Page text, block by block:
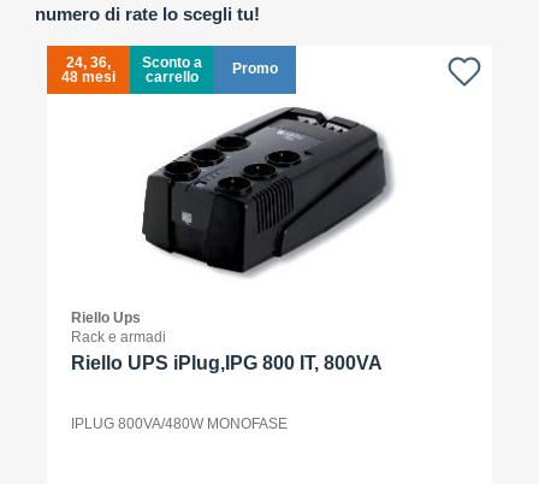
numero di rate lo scegli tu!
24, 36,
48 mesi
Sconto a
carrello
Promo
Riello Ups
Rack e armadi
Riello UPS iPlug,IPG 800 IT, 800VA
IPLUG 800VA/480W MONOFASE